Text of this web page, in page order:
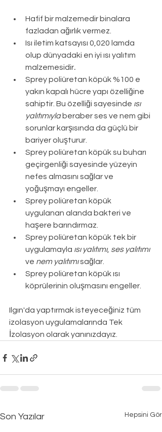
Hafif bir malzemedir binalara
fazladan ağırlık vermez.
Isı iletim katsayısı 0,020 lamda
olup dünyadaki en iyi ısı yalıtım
malzemesidir.
Sprey poliüretan köpük %100 e
yakın kapalı hücre yapı özelliğine
sahiptir. Bu özelliği sayesinde ısı
yalıtımıyla beraber ses ve nem gibi
sorunlar karşısında da güçlü bir
bariyer oluşturur.
Sprey poliüretan köpük su buharı
geçirgenliği sayesinde yüzeyin
nefes almasını sağlar ve
yoğuşmayı engeller.
Sprey poliüretan köpük
uygulanan alanda bakteri ve
haşere barındırmaz.
Sprey poliüretan köpük tek bir
uygulamayla ısı yalıtımı, ses yalıtımı
ve nem yalıtımı sağlar.
Sprey poliüretan köpük ısı
köprülerinin oluşmasını engeller.
Ilgın'da yaptırmak isteyeceğiniz tüm
izolasyon uygulamalarında Tek
İzolasyon olarak yanınızdayız.
Son Yazılar Hepsini Gör